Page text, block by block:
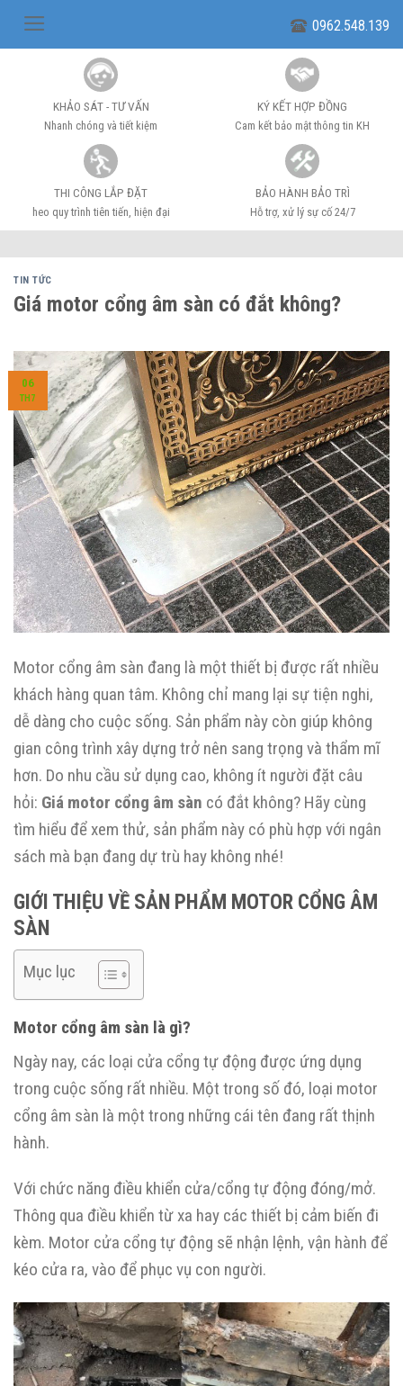
0962.548.139
KHẢO SÁT - TƯ VẤN
Nhanh chóng và tiết kiệm
KÝ KẾT HỢP ĐỒNG
Cam kết bảo mật thông tin KH
THI CÔNG LẮP ĐẶT
heo quy trình tiên tiến, hiện đại
BẢO HÀNH BẢO TRÌ
Hỗ trợ, xử lý sự cố 24/7
TIN TỨC
Giá motor cổng âm sàn có đắt không?
06
TH7
Motor cổng âm sàn đang là một thiết bị được rất nhiều
khách hàng quan tâm. Không chỉ mang lại sự tiện nghi,
dễ dàng cho cuộc sống. Sản phẩm này còn giúp không
gian công trình xây dựng trở nên sang trọng và thẩm mĩ
hơn. Do nhu cầu sử dụng cao, không ít người đặt câu
hỏi: Giá motor cổng âm sàn có đắt không? Hãy cùng
tìm hiểu để xem thử, sản phẩm này có phù hợp với ngân
sách mà bạn đang dự trù hay không nhé!
GIỚI THIỆU VỀ SẢN PHẨM MOTOR CỔNG ÂM
SÀN
Mục lục
Motor cổng âm sàn là gì?
Ngày nay, các loại cửa cổng tự động được ứng dụng
trong cuộc sống rất nhiều. Một trong số đó, loại motor
cổng âm sàn là một trong những cái tên đang rất thịnh
hành.
Với chức năng điều khiển cửa/cổng tự động đóng/mở.
Thông qua điều khiển từ xa hay các thiết bị cảm biến đi
kèm. Motor cửa cổng tự động sẽ nhận lệnh, vận hành để
kéo cửa ra, vào để phục vụ con người.